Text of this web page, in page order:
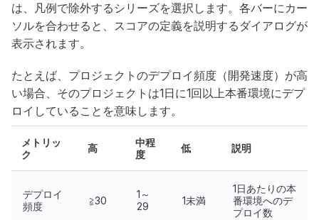
は、凡例で除外するシリーズを選択します。各バーにカー
ソルを合わせると、スコアの定義を説明するダイアログが
表示されます。
たとえば、プロジェクトのデプロイ頻度（開発速度）が高
い場合、そのプロジェクトは1日に1回以上本番環境にデプ
ロイしていることを意味します。
メトリッ
ク
高
中程
度
低 説明
デプロイ
頻度
≧30
1～
29
1未満
1日あたりの本
番環境へのデ
プロイ数